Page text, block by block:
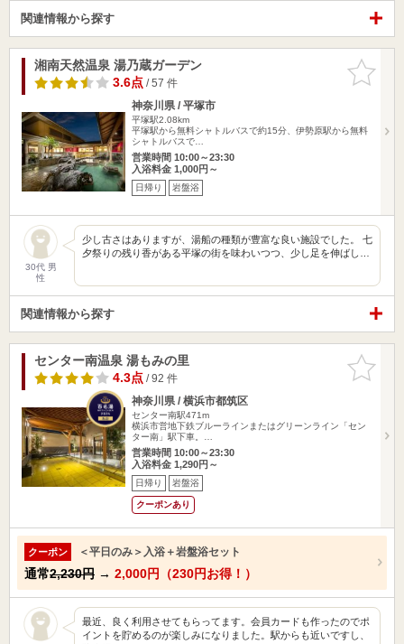
関連情報から探す
お気に入
りに追加
湘南天然温泉 湯乃蔵ガーデン
3.6点/ 57 件
神奈川県 / 平塚市
平塚駅2.08km
平塚駅から無料シャトルバスで約15分、伊勢原駅から無料
シャトルバスで…
営業時間 10:00～23:30
入浴料金 1,000円～
日帰り 岩盤浴
30代 男
性
少し古さはありますが、湯船の種類が豊富な良い施設でした。 七
夕祭りの残り香がある平塚の街を味わいつつ、少し足を伸ばし…
関連情報から探す
お気に入
りに追加
センター南温泉 湯もみの里
4.3点/ 92 件
神奈川県 / 横浜市都筑区
センター南駅471m
横浜市営地下鉄ブルーラインまたはグリーンライン「セン
ター南」駅下車。…
営業時間 10:00～23:30
入浴料金 1,290円～
日帰り 岩盤浴
クーポンあり
クーポン ＜平日のみ＞入浴＋岩盤浴セット
通常2,230円 → 2,000円（230円お得！）
最近、良く利用させてもらってます。会員カードも作ったのでポ
イントを貯めるのが楽しみになりました。駅からも近いですし、